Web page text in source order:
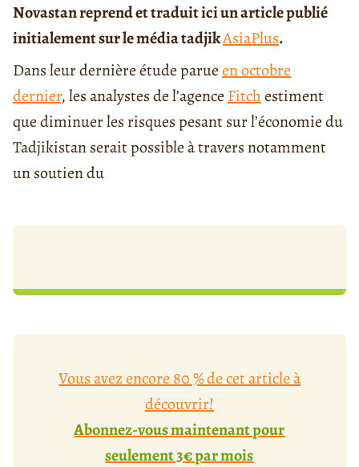
Novastan reprend et traduit ici un article publié
initialement sur le média tadjikAsiaPlus.
Dans leur dernière étude parueen octobre
dernier, les analystes de l’agence Fitchestiment
que diminuer les risques pesant sur l’économie du
Tadjikistan serait possible à travers notamment
un soutien du
Vous avez encore 80 % de cet article à
découvrir!
Abonnez-vous maintenant pour
seulement 3€ par mois